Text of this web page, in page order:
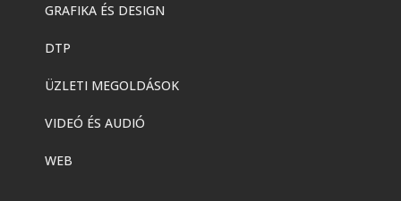
GRAFIKA ÉS DESIGN
DTP
ÜZLETI MEGOLDÁSOK
VIDEÓ ÉS AUDIÓ
WEB